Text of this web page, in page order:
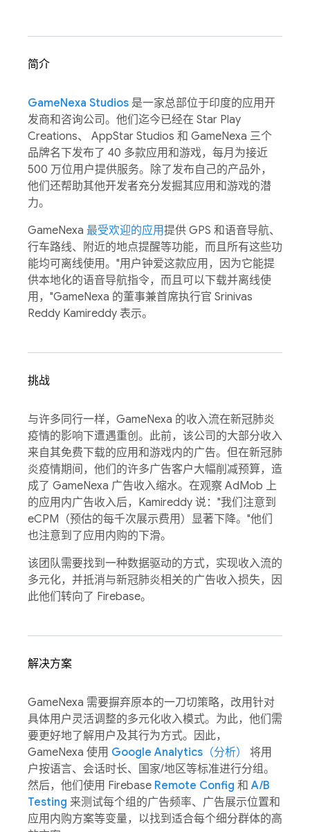
简介
GameNexa Studios 是一家总部位于印度的应用开
发商和咨询公司。他们迄今已经在 Star Play
Creations、 AppStar Studios 和 GameNexa 三个
品牌名下发布了 40 多款应用和游戏，每月为接近
500 万位用户提供服务。除了发布自己的产品外，
他们还帮助其他开发者充分发掘其应用和游戏的潜
力。
GameNexa 最受欢迎的应用提供 GPS 和语音导航、
行车路线、附近的地点提醒等功能，而且所有这些功
能均可离线使用。"用户钟爱这款应用，因为它能提
供本地化的语音导航指令，而且可以下载并离线使
用，"GameNexa 的董事兼首席执行官 Srinivas
Reddy Kamireddy 表示。
挑战
与许多同行一样，GameNexa 的收入流在新冠肺炎
疫情的影响下遭遇重创。此前，该公司的大部分收入
来自其免费下载的应用和游戏内的广告。但在新冠肺
炎疫情期间，他们的许多广告客户大幅削减预算，造
成了 GameNexa 广告收入缩水。在观察 AdMob 上
的应用内广告收入后，Kamireddy 说："我们注意到
eCPM（预估的每千次展示费用）显著下降。"他们
也注意到了应用内购的下滑。
该团队需要找到一种数据驱动的方式，实现收入流的
多元化，并抵消与新冠肺炎相关的广告收入损失，因
此他们转向了 Firebase。
解决方案
GameNexa 需要摒弃原本的一刀切策略，改用针对
具体用户灵活调整的多元化收入模式。为此，他们需
要更好地了解用户及其行为方式。因此，
GameNexa 使用 Google Analytics（分析）
将用
户按语言、会话时长、国家/地区等标准进行分组。
然后，他们使用 Firebase Remote Config 和 A/B
Testing 来测试每个组的广告频率、广告展示位置和
应用内购方案等变量，以找到适合每个细分群体的高